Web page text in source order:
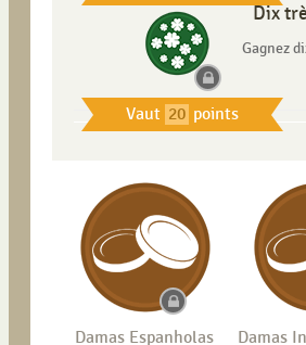
Vaut 20 points
Dix
Gagnez
Damas Espanholas Damas